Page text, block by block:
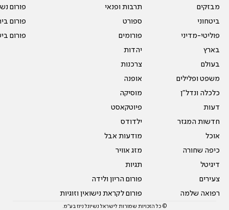
מבזקים
ביטחוני
פוליטי-מדיני
בארץ
בעולם
משפט ופלילים
כלכלה ונדל"ן
דעות
חדשות המגזר
אוכל
כיפה שחורה
דיגיטל
צעירים
רפואה שלמה
תרבות ופנאי
ספורט
פורומים
יהדות
צרכנות
אופנה
מוסיקה
פיוטקאסט
ילדודס
מודעות אבל
מזג אוויר
תגיות
פורום הריון ולידה
פורום לקראת נישואין וזוגיות
פורום
פורום
פורום
© כל הזכויות שמורות לישראל נשיונל ניוז בע"מ.